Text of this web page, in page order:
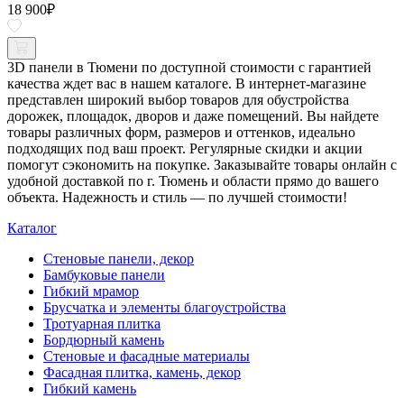
18 900₽
3D панели в Тюмени по доступной стоимости с гарантией
качества ждет вас в нашем каталоге. В интернет-магазине
представлен широкий выбор товаров для обустройства
дорожек, площадок, дворов и даже помещений. Вы найдете
товары различных форм, размеров и оттенков, идеально
подходящих под ваш проект. Регулярные скидки и акции
помогут сэкономить на покупке. Заказывайте товары онлайн с
удобной доставкой по г. Тюмень и области прямо до вашего
объекта. Надежность и стиль — по лучшей стоимости!
Каталог
Стеновые панели, декор
Бамбуковые панели
Гибкий мрамор
Брусчатка и элементы благоустройства
Тротуарная плитка
Бордюрный камень
Стеновые и фасадные материалы
Фасадная плитка, камень, декор
Гибкий камень